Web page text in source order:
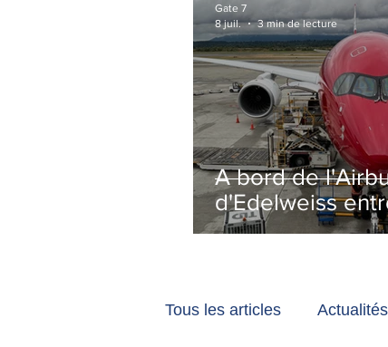
A bord de
d'Edelweiss
Vancouver et
Gate 7
8 juil.
3 min de lecture
Tous les articles Actualités